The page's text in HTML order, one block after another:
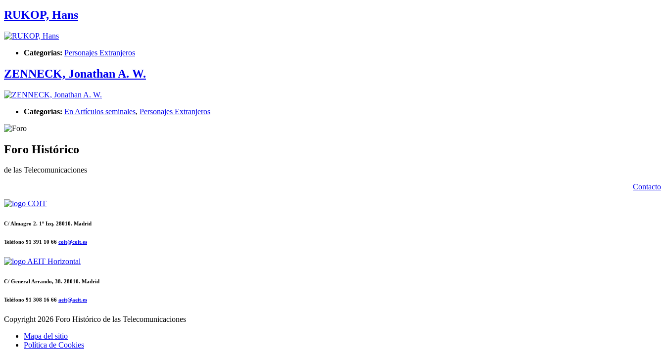
RUKOP, Hans
Categorías: Personajes Extranjeros
ZENNECK, Jonathan A. W.
Categorías: En Artículos seminales, Personajes Extranjeros
Foro Histórico
de las Telecomunicaciones
Contacto
C/ Almagro 2. 1º Izq. 28010. Madrid
Teléfono 91 391 10 66 coit@coit.es
C/ General Arrando, 38. 28010. Madrid
Teléfono 91 308 16 66 aeit@aeit.es
Copyright 2026 Foro Histórico de las Telecomunicaciones
Mapa del sitio
Política de Cookies